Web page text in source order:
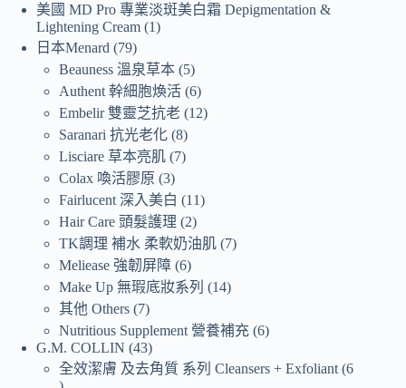
美國 MD Pro 專業淡斑美白霜 Depigmentation &
Lightening Cream 1
日本Menard
79
Beauness 溫泉草本 5
Authent 幹細胞煥活 6
Embelir 雙靈芝抗老 12
Saranari 抗光老化 8
Lisciare 草本亮肌 7
Colax 喚活膠原 3
Fairlucent 深入美白
11
Hair Care 頭髮護理
2
TK調理 補水 柔軟奶油肌 7
Meliease 強韌屏障 6
Make Up 無瑕底妝系列
14
其他 Others 7
Nutritious Supplement 營養補充 6
G.M. COLLIN 43
全效潔膚 及去角質 系列 Cleansers + Exfoliant 6